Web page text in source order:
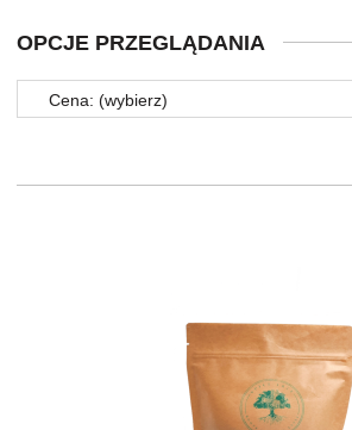
OPCJE PRZEGLĄDANIA
Cena: (wybierz)